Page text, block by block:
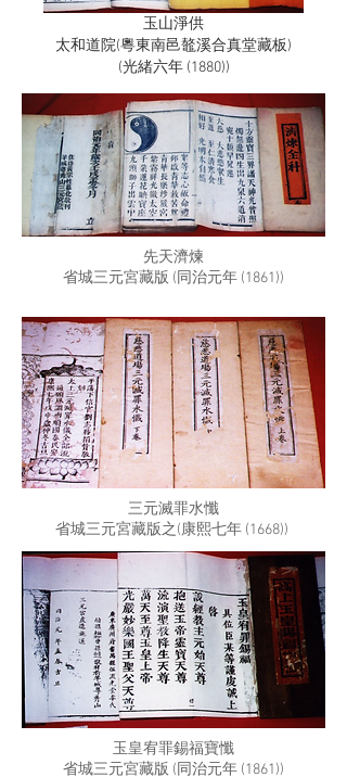
玉山淨供
太和道院(粵東南邑鼇溪合真堂藏板)
(光緒六年 (1880))
先天濟煉
省城三元宮藏版 (同治元年 (1861))
三元滅罪水懺
省城三元宮藏版之(康熙七年 (1668))
玉皇宥罪錫福寶懺
省城三元宮藏版 (同治元年 (1861))